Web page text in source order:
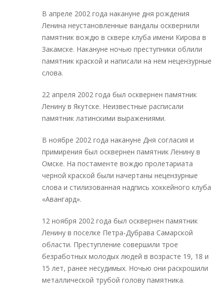
В апреле 2002 года накануне дня рождения
Ленина неустановленные вандалы осквернили
памятник вождю в сквере клуба имени Кирова в
Закамске. Накануне ночью преступники облили
памятник краской и написали на нем нецензурные
слова.
22 апреля 2002 года был осквернен памятник
Ленину в Якутске. Неизвестные расписали
памятник латинскими выражениями.
В ноябре 2002 года накануне Дня согласия и
примирения был осквернен памятник Ленину в
Омске. На постаменте вождю пролетариата
черной краской были начертаны нецензурные
слова и стилизованная надпись хоккейного клуба
«Авангард».
12 ноября 2002 года был осквернен памятник
Ленину в поселке Петра-Дубрава Самарской
области. Преступление совершили трое
безработных молодых людей в возрасте 19, 18 и
15 лет, ранее несудимых. Ночью они раскрошили
металлической трубой голову памятника.